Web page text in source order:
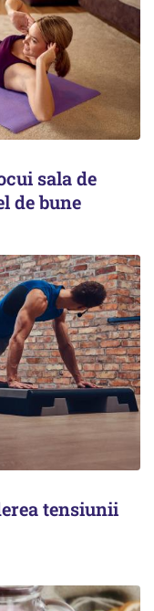
sala de
de bune
tensiunii